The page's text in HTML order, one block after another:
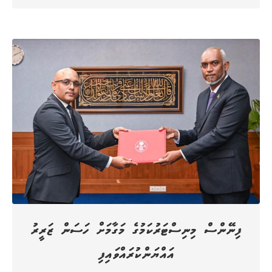
ފިނޭންސް މިނިސްޓަރުކަމުގެ މަގާމަށް ހަސަން ޒަރީރު
އައްޔަންކުރައްވައިފި